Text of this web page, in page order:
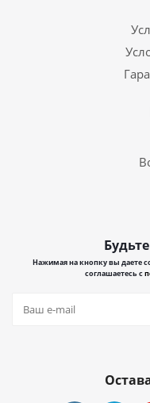
Нажимая на кнопку вы даете
соглашаетесь с